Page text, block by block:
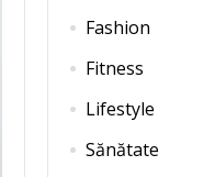
Fashion
Fitness
Lifestyle
Sănătate